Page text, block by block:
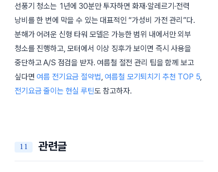
선풍기 청소는 1년에 30분만 투자하면 화재·알레르기·전력
낭비를 한 번에 막을 수 있는 대표적인 “가성비 가전 관리”다.
분해가 어려운 신형 타워 모델은 가능한 범위 내에서만 외부
청소를 진행하고, 모터에서 이상 징후가 보이면 즉시 사용을
중단하고 A/S 점검을 받자. 여름철 절전 관리 팁을 함께 보고
싶다면여름 전기요금 절약법 ,여름철 모기퇴치기 추천 TOP 5
전기요금 줄이는 현실 루틴도 참고하자.
관련글